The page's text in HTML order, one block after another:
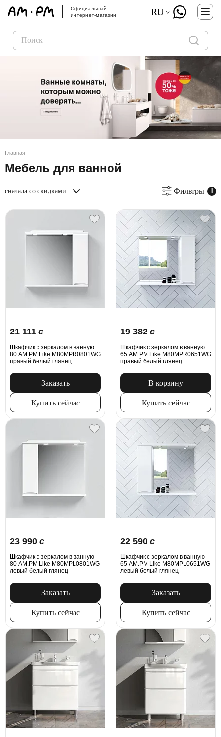
Официальный
интернет-магазин
RU
Главная
Мебель для ванной
сначала со скидками Фильтры
21 111 c
Шкафчик с зеркалом в ванную
80 AM.PM Like M80MPR0801WG
правый белый глянец
Заказать
Купить сейчас
19 382 c
Шкафчик с зеркалом в ванную
65 AM.PM Like M80MPR0651WG
правый белый глянец
В корзину
Купить сейчас
23 990 c
Шкафчик с зеркалом в ванную
80 AM.PM Like M80MPL0801WG
левый белый глянец
Заказать
Купить сейчас
22 590 c
Шкафчик с зеркалом в ванную
65 AM.PM Like M80MPL0651WG
левый белый глянец
Заказать
Купить сейчас